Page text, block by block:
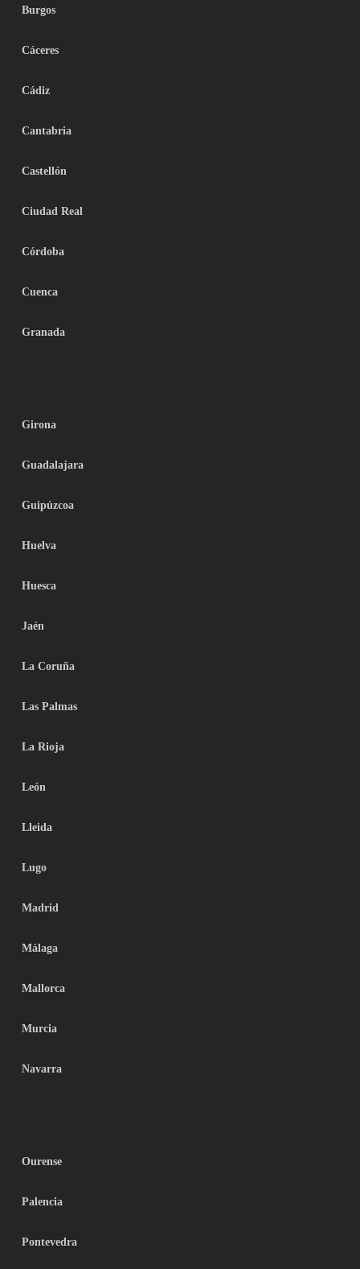
Burgos
Cáceres
Cádiz
Cantabria
Castellón
Ciudad Real
Córdoba
Cuenca
Granada
Girona
Guadalajara
Guipúzcoa
Huelva
Huesca
Jaén
La Coruña
Las Palmas
La Rioja
León
Lleida
Lugo
Madrid
Málaga
Mallorca
Murcia
Navarra
Ourense
Palencia
Pontevedra